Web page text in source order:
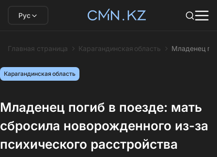
Рус
Главная страница Карагандинская область Младенец
Карагандинская область
Младенец погиб в поезде: мать
сбросила новорожденного из-за
психического расстройства